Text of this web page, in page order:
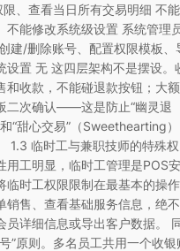
、查看当日所有交易明细 不能
不能修改系统级设置 系统管理
建/删除账号、配置权限模板、
设置 无 这四层架构不是摆设。
和收款，不能碰退款按钮；大额
二次确认——这是防止“幽灵退
“甜心交易”（Sweethearting）
1.3 临时工与兼职技师的特殊权
用工明显，临时工管理是POS安
临时工权限限制在最基本的操作
销售、查看基础服务信息，绝不
员详细信息或导出客户数据。
”原则。多名员工共用一个收银